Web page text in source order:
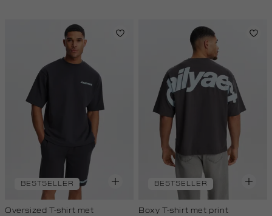
BESTSELLER
Oversized T-shirt met
BESTSELLER
Boxy T-shirt met print